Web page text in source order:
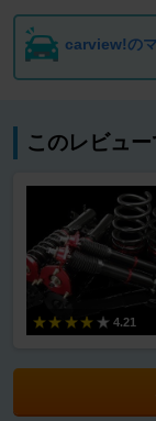
carview!の
このレビュ
4.21